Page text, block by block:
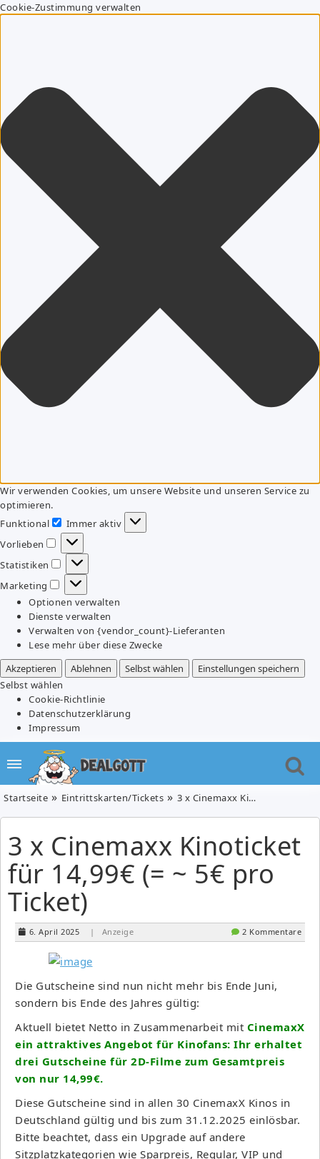
Cookie-Zustimmung verwalten
Wir verwenden Cookies, um unsere Website und unseren Service zu
optimieren.
Funktional
Funktional
Immer aktiv
Vorlieben
Vorlieben
Statistiken
Statistiken
Marketing
Marketing
Optionen verwalten
Dienste verwalten
Verwalten von {vendor_count}-Lieferanten
Lese mehr über diese Zwecke
Akzeptieren
Ablehnen Selbst wählen
Einstellungen speichern
Selbst wählen
Cookie-Richtlinie
Datenschutzerklärung
Impressum
Startseite Eintrittskarten/Tickets 3 x Cinemaxx Kinoticket für 14,99€ (= ~ 5€ pro Ticket)
3 x Cinemaxx Kinoticket
für 14,99€ (= ~ 5€ pro
Ticket)
6. April 2025 | Anzeige 2 Kommentare
Die Gutscheine sind nun nicht mehr bis Ende Juni,
sondern bis Ende des Jahres gültig:
Aktuell bietet Netto in Zusammenarbeit mit CinemaxX
ein attraktives Angebot für Kinofans: Ihr erhaltet
drei Gutscheine für 2D-Filme zum Gesamtpreis
von nur 14,99€.
Diese Gutscheine sind in allen 30 CinemaxX Kinos in
Deutschland gültig und bis zum 31.12.2025 einlösbar.
Bitte beachtet, dass ein Upgrade auf andere
Sitzplatzkategorien wie Sparpreis, Regular, VIP und